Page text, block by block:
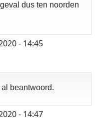
dus ten noorden
- 14:45
beantwoord.
- 14:47